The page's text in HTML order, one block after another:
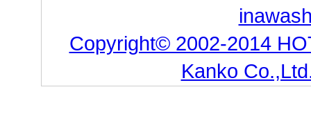
Copyright© 2002-2014
Kanko